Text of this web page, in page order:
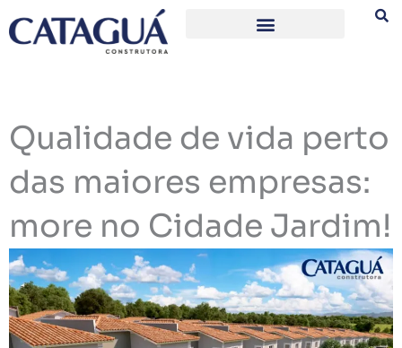
para
Qualidade de vida perto
das maiores empresas:
more no Cidade Jardim!